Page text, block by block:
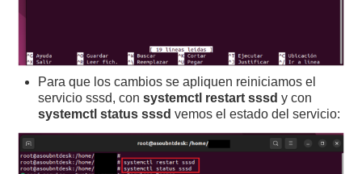
Para que los cambios se apliquen reiniciamos el
servicio sssd, consystemctl restart sssdy con
systemctl status sssdvemos el estado del servicio: